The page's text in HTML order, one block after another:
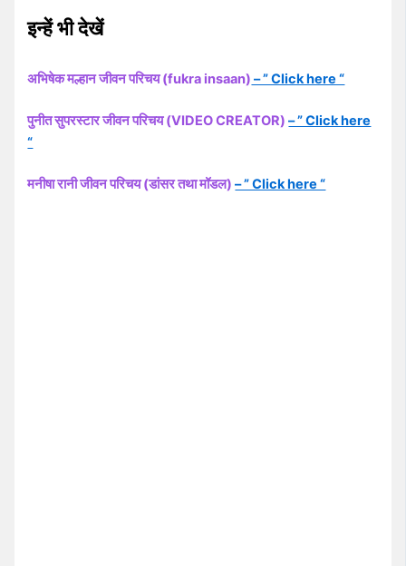
इन्हें भी देखें
अभिषेक मल्हान जीवन परिचय (fukra insaan) – ” Click here “
पुनीत सुपरस्टार जीवन परिचय (VIDEO CREATOR)– ” Click here
“
मनीषा रानी जीवन परिचय (डांसर तथा मॉडल)– ” Click here “